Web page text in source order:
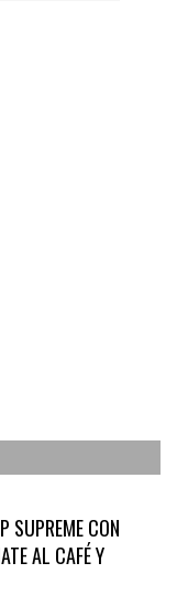
CON
AL CAFÉ Y